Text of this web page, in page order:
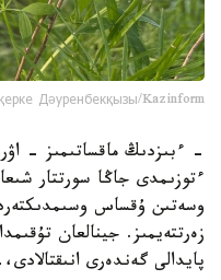
Дәуренбекқызы/Kazinform
- ءبىزدىڭ ماقساتىمىز -
ءتوزىمدى جاڭا سورتتار
وسەتىن ۇقساس
زەرتتەيمىز. جينالعان
پايدالى گەندەرى